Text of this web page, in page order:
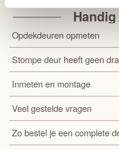
Opdekdeuren opmeten
Stompe deur heeft geen
Inmeten en montage
Veel gestelde vragen
Zo bestel je een complete